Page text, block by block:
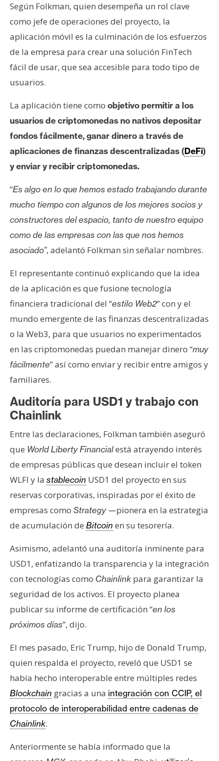
P
r
e
n
s
a
T
m
a
s
R
c
u
r
s
s
C
o
n
a
c
t
y
P
b
l
i
c
d
a
d
Según Folkman, quien desempeña un rol clave
como jefe de operaciones del proyecto, la
aplicación móvil es la culminación de los esfuerzos
de la empresa para crear una solución FinTech
fácil de usar, que sea accesible para todo tipo de
usuarios.
La aplicación tiene como objetivo permitir a los
usuarios de criptomonedas no nativos depositar
fondos fácilmente, ganar dinero a través de
aplicaciones de finanzas descentralizadas (DeFi)
y enviar y recibir criptomonedas.
“Es algo en lo que hemos estado trabajando durante
mucho tiempo con algunos de los mejores socios y
constructores del espacio, tanto de nuestro equipo
como de las empresas con las que nos hemos
asociado”, adelantó Folkman sin señalar nombres.
El representante continuó explicando que la idea
de la aplicación es que fusione tecnología
financiera tradicional del “estilo Web2” con y el
mundo emergente de las finanzas descentralizadas
o la Web3, para que usuarios no experimentados
en las criptomonedas puedan manejar dinero “muy
fácilmente” así como enviar y recibir entre amigos y
familiares.
Auditoría para USD1 y trabajo con
Chainlink
Entre las declaraciones, Folkman también aseguró
que World Liberty Financialestá atrayendo interés
de empresas públicas que desean incluir el token
WLFI y la stablecoin USD1 del proyecto en sus
reservas corporativas, inspiradas por el éxito de
empresas como Strategy—pionera en la estrategia
de acumulación de Bitcoin en su tesorería.
Asimismo, adelantó una auditoría inminente para
USD1, enfatizando la transparencia y la integración
con tecnologías como Chainlink para garantizar la
seguridad de los activos. El proyecto planea
publicar su informe de certificación “en los
próximos días”, dijo.
El mes pasado, Eric Trump, hijo de Donald Trump,
quien respalda el proyecto, reveló que USD1 se
había hecho interoperable entre múltiples redes
Blockchain gracias a una integración con CCIP, el
protocolo de interoperabilidad entre cadenas de
Chainlink.
Anteriormente se había informado que la